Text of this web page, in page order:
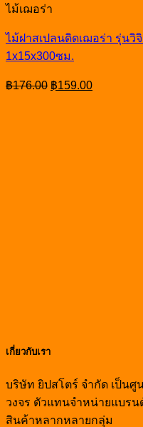
ไม้เฌอร่า
ไม้ฝาสเปลนดิดเฌอร่า รุ่นวิ
1x15x300ซม.
฿176.00 Original
price
฿159.00Current
price
เกี่ยวกับเรา
บริษัท ยิปสโตร์ จำกัด เป็นศู
วงจร ตัวแทนจำหน่ายแบร
สินค้าหลากหลายกลุ่ม